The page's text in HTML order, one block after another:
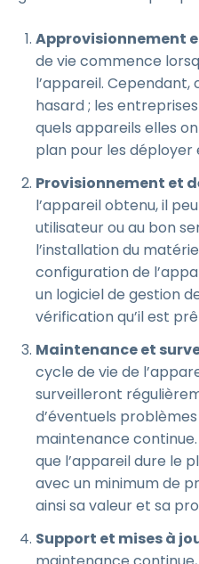
Approvisionnement
de vie commence
l’appareil. Cependant,
hasard ; les
quels appareils elles
plan pour les déployer
Provisionnement et
l’appareil obtenu, il
utilisateur ou au bon
l’installation du
configuration de
un logiciel de gestion
vérification qu’il est
Maintenance et
cycle de vie de
surveilleront
d’éventuels
maintenance
que l’appareil dure le
avec un minimum de
ainsi sa valeur et sa
Support et mises à